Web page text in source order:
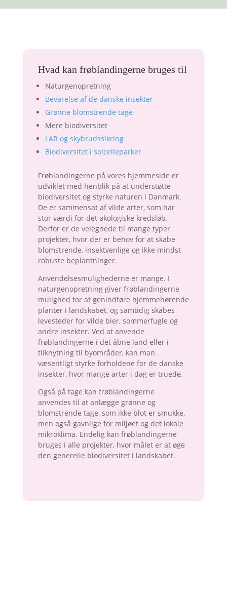
Hvad kan frøblandingerne bruges til
Naturgenopretning
Bevarelse af de danske insekter
Grønne blomstrende tage
Mere biodiversitet
LAR og skybrudssikring
Biodiversitet i solcelleparker
Frøblandingerne på vores hjemmeside er
udviklet med henblik på at understøtte
biodiversitet og styrke naturen i Danmark.
De er sammensat af vilde arter, som har
stor værdi for det økologiske kredsløb.
Derfor er de velegnede til mange typer
projekter, hvor der er behov for at skabe
blomstrende, insektvenlige og ikke mindst
robuste beplantninger.
Anvendelsesmulighederne er mange. I
naturgenopretning giver frøblandingerne
mulighed for at genindføre hjemmehørende
planter i landskabet, og samtidig skabes
levesteder for vilde bier, sommerfugle og
andre insekter. Ved at anvende
frøblandingerne i det åbne land eller i
tilknytning til byområder, kan man
væsentligt styrke forholdene for de danske
insekter, hvor mange arter i dag er truede.
Også på tage kan frøblandingerne
anvendes til at anlægge grønne og
blomstrende tage, som ikke blot er smukke,
men også gavnlige for miljøet og det lokale
mikroklima. Endelig kan frøblandingerne
bruges i alle projekter, hvor målet er at øge
den generelle biodiversitet i landskabet.